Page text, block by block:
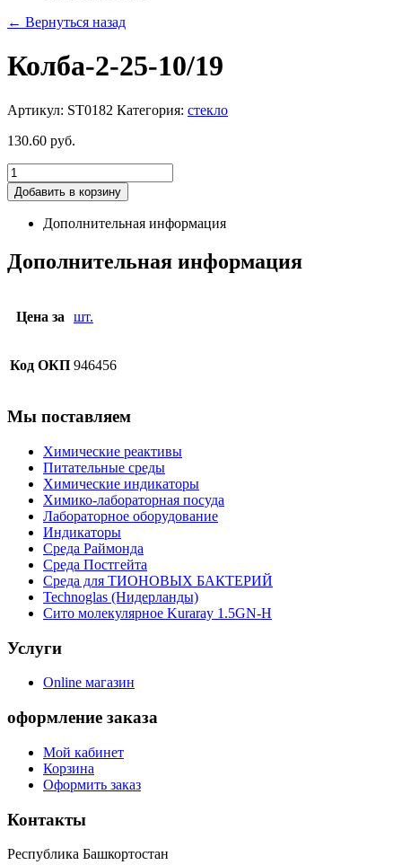
← Вернуться назад
Колба-2-25-10/19
Артикул: ST0182 Категория: стекло
130.60 руб.
Добавить в корзину
Дополнительная информация
Дополнительная информация
Цена за шт.
Код ОКП 946456
Мы поставляем
Химические реактивы
Питательные среды
Химические индикаторы
Химико-лабораторная посуда
Лабораторное оборудование
Индикаторы
Среда Раймонда
Среда Постгейта
Среда для ТИОНОВЫХ БАКТЕРИЙ
Technoglas (Нидерланды)
Сито молекулярное Kuraray 1.5GN-H
Услуги
Online магазин
оформление заказа
Мой кабинет
Корзина
Оформить заказ
Контакты
Республика Башкортостан